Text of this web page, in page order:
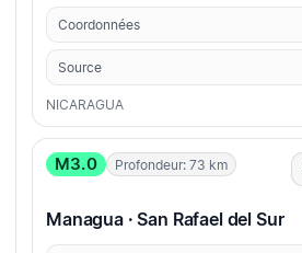
Coordonnées
Source
NICARAGUA
M3.0 Profondeur: 73 km
Managua · San Rafael del Sur